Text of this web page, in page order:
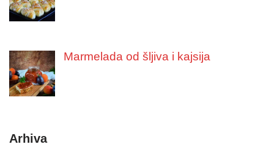
Marmelada od šljiva i kajsija
Arhiva